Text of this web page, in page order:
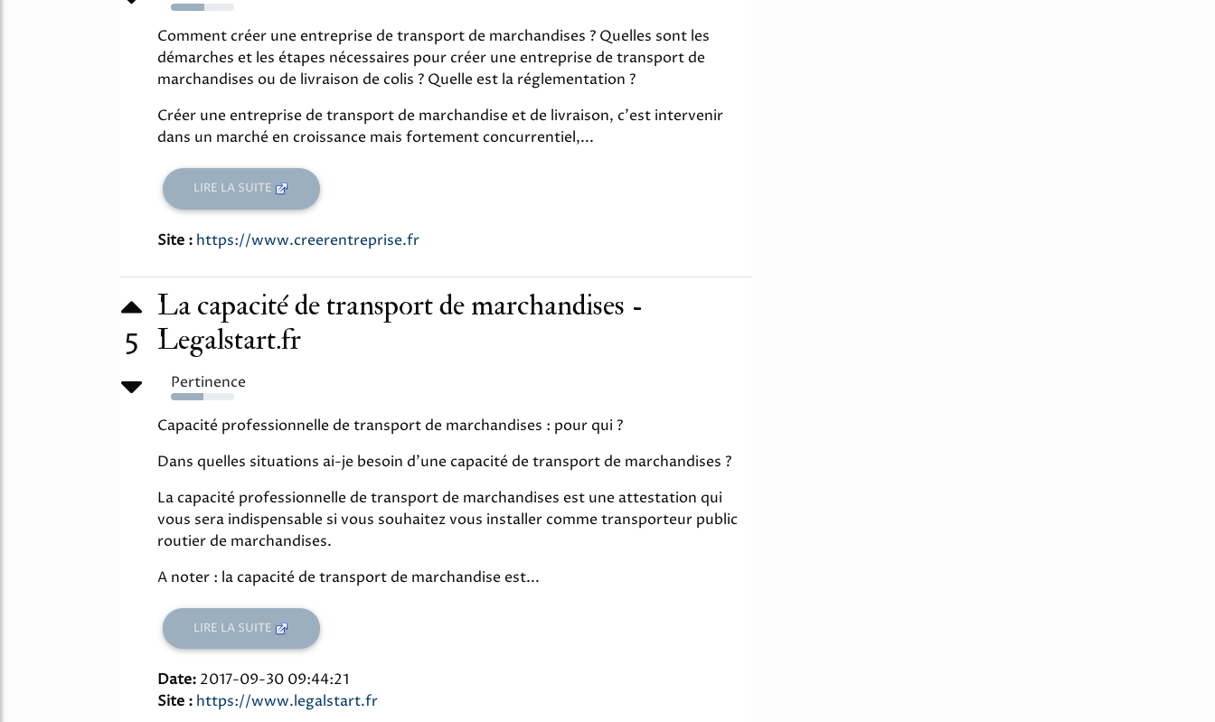
53%
Comment créer une entreprise de transport de marchandises ? Quelles sont les
démarches et les étapes nécessaires pour créer une entreprise de transport de
marchandises ou de livraison de colis ? Quelle est la réglementation ?
Créer une entreprise de transport de marchandise et de livraison, c'est intervenir
dans un marché en croissance mais fortement concurrentiel,...
LIRE LA SUITE
Site : https://www.creerentreprise.fr
5
La capacité de transport de marchandises -
Legalstart.fr
Pertinence
51%
Capacité professionnelle de transport de marchandises : pour qui ?
Dans quelles situations ai-je besoin d'une capacité de transport de marchandises ?
La capacité professionnelle de transport de marchandises est une attestation qui
vous sera indispensable si vous souhaitez vous installer comme transporteur public
routier de marchandises.
A noter : la capacité de transport de marchandise est...
LIRE LA SUITE
Date: 2017-09-30 09:44:21
Site : https://www.legalstart.fr